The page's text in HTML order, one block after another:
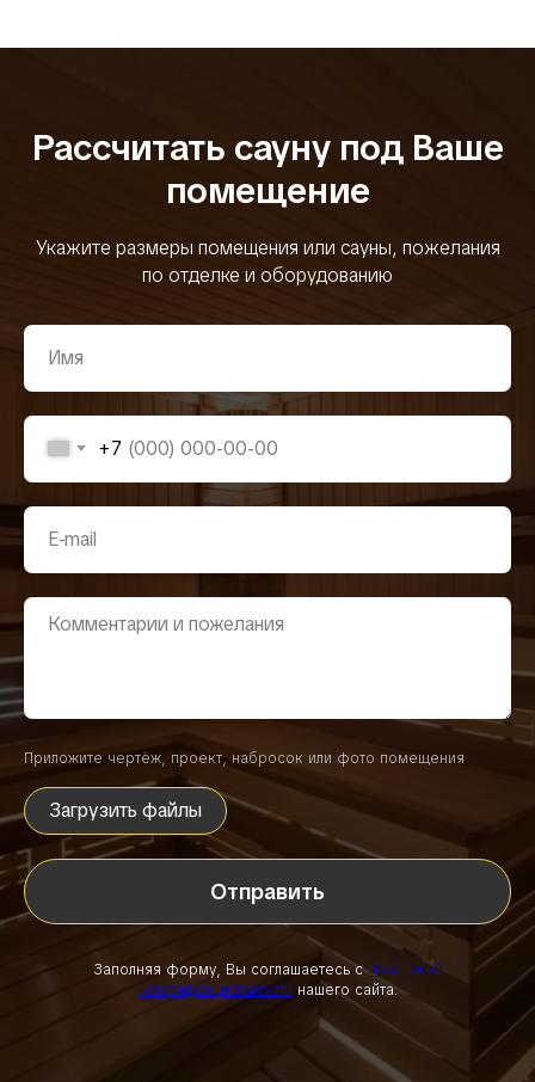
Рассчитать сауну под Ваше
помещение
Укажите размеры помещения или сауны, пожелания
по отделке и оборудованию
+7
Приложите чертёж, проект, набросок или фото помещения
Загрузить файлы
Отправить
Заполняя форму, Вы соглашаетесь сПолитикой
конфиденциальности нашего сайта.